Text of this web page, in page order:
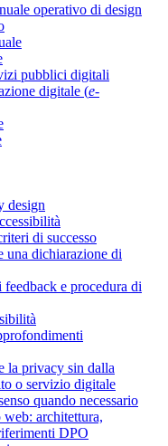
operativo di design
pubblici digitali
digitale (e-
design
di successo
una dichiarazione di
e procedura di
la privacy sin dalla
o servizio digitale
quando necessario
architettura,
DPO